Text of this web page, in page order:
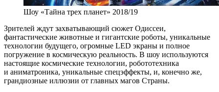
Шоу «Тайна трех планет» 2018/19
Зрителей ждут захватывающий сюжет Одиссеи,
фантастические животные и гигантские роботы, уникальные
технологии будущего, огромные LED экраны и полное
погружение в космическую реальность. В шоу используются
настоящие космические технологии, робототехника
и аниматроника, уникальные спецэффекты, и, конечно же,
грандиозные иллюзии от главных магов Страны.